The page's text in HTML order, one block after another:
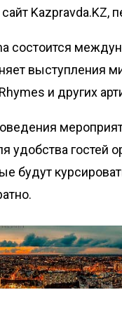
Kazpravda.KZ,
состоится
выступления
и других
удобства гостей
будут